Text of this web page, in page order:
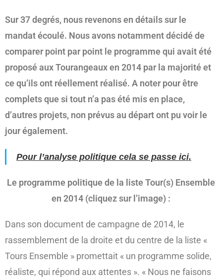
Sur 37 degrés, nous revenons en détails sur le
mandat écoulé. Nous avons notamment décidé de
comparer point par point le programme qui avait été
proposé aux Tourangeaux en 2014 par la majorité et
ce qu’ils ont réellement réalisé. A noter pour être
complets que si tout n’a pas été mis en place,
d’autres projets, non prévus au départ ont pu voir le
jour également.
Pour l’analyse politique cela se passe ici.
Le programme politique de la liste Tour(s) Ensemble
en 2014 (cliquez sur l’image) :
Dans son document de campagne de 2014, le
rassemblement de la droite et du centre de la liste «
Tours Ensemble » promettait « un programme solide,
réaliste, qui répond aux attentes ». « Nous ne faisons